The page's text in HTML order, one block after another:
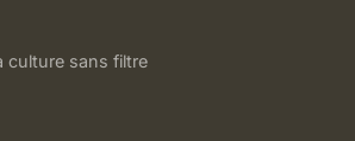
culture sans filtre